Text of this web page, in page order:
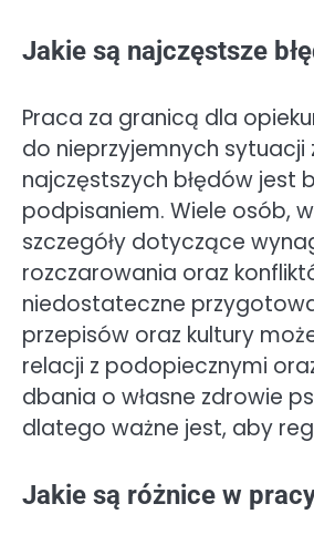
Jakie są najczęstsze
Praca za granicą dla
do nieprzyjemnych
najczęstszych błędów jest
podpisaniem. Wiele osób,
szczegóły dotyczące
rozczarowania oraz
niedostateczne
przepisów oraz kultury
relacji z podopiecznymi
dbania o własne zdrowie
dlatego ważne jest, aby
Jakie są różnice w